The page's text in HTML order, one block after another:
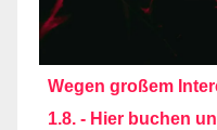
Wegen großem
1.8. - Hier buchen